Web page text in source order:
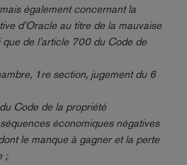
également concernant la
d’Oracle au titre de la mauvaise
de l’article 700 du Code de
1re section, jugement du 6
Code de la propriété
économiques négatives
le manque à gagner et la perte
;